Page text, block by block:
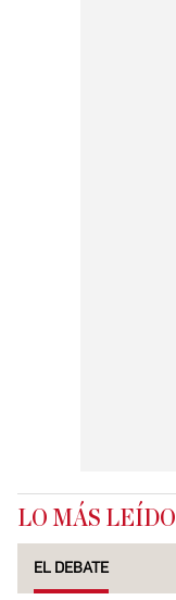
LO MÁS LEÍDO
EL DEBATE